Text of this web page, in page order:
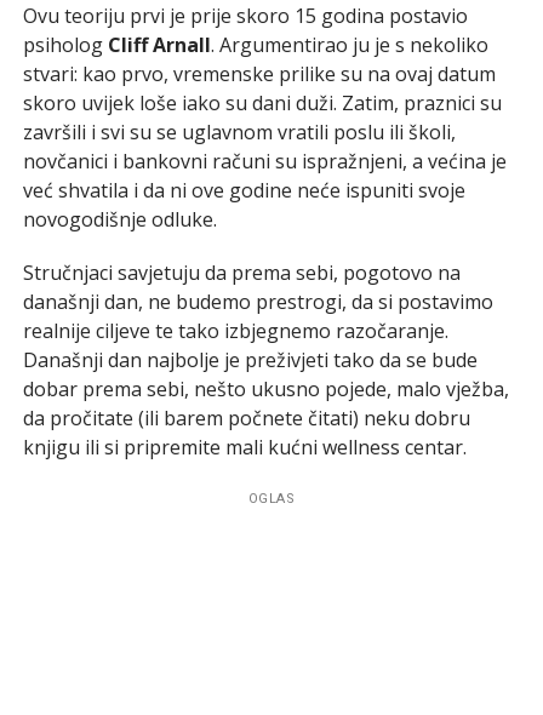
Ovu teoriju prvi je prije skoro 15 godina postavio
psiholog Cliff Arnall. Argumentirao ju je s nekoliko
stvari: kao prvo, vremenske prilike su na ovaj datum
skoro uvijek loše iako su dani duži. Zatim, praznici su
završili i svi su se uglavnom vratili poslu ili školi,
novčanici i bankovni računi su ispražnjeni, a većina je
već shvatila i da ni ove godine neće ispuniti svoje
novogodišnje odluke.
Stručnjaci savjetuju da prema sebi, pogotovo na
današnji dan, ne budemo prestrogi, da si postavimo
realnije ciljeve te tako izbjegnemo razočaranje.
Današnji dan najbolje je preživjeti tako da se bude
dobar prema sebi, nešto ukusno pojede, malo vježba,
da pročitate (ili barem počnete čitati) neku dobru
knjigu ili si pripremite mali kućni wellness centar.
OGLAS